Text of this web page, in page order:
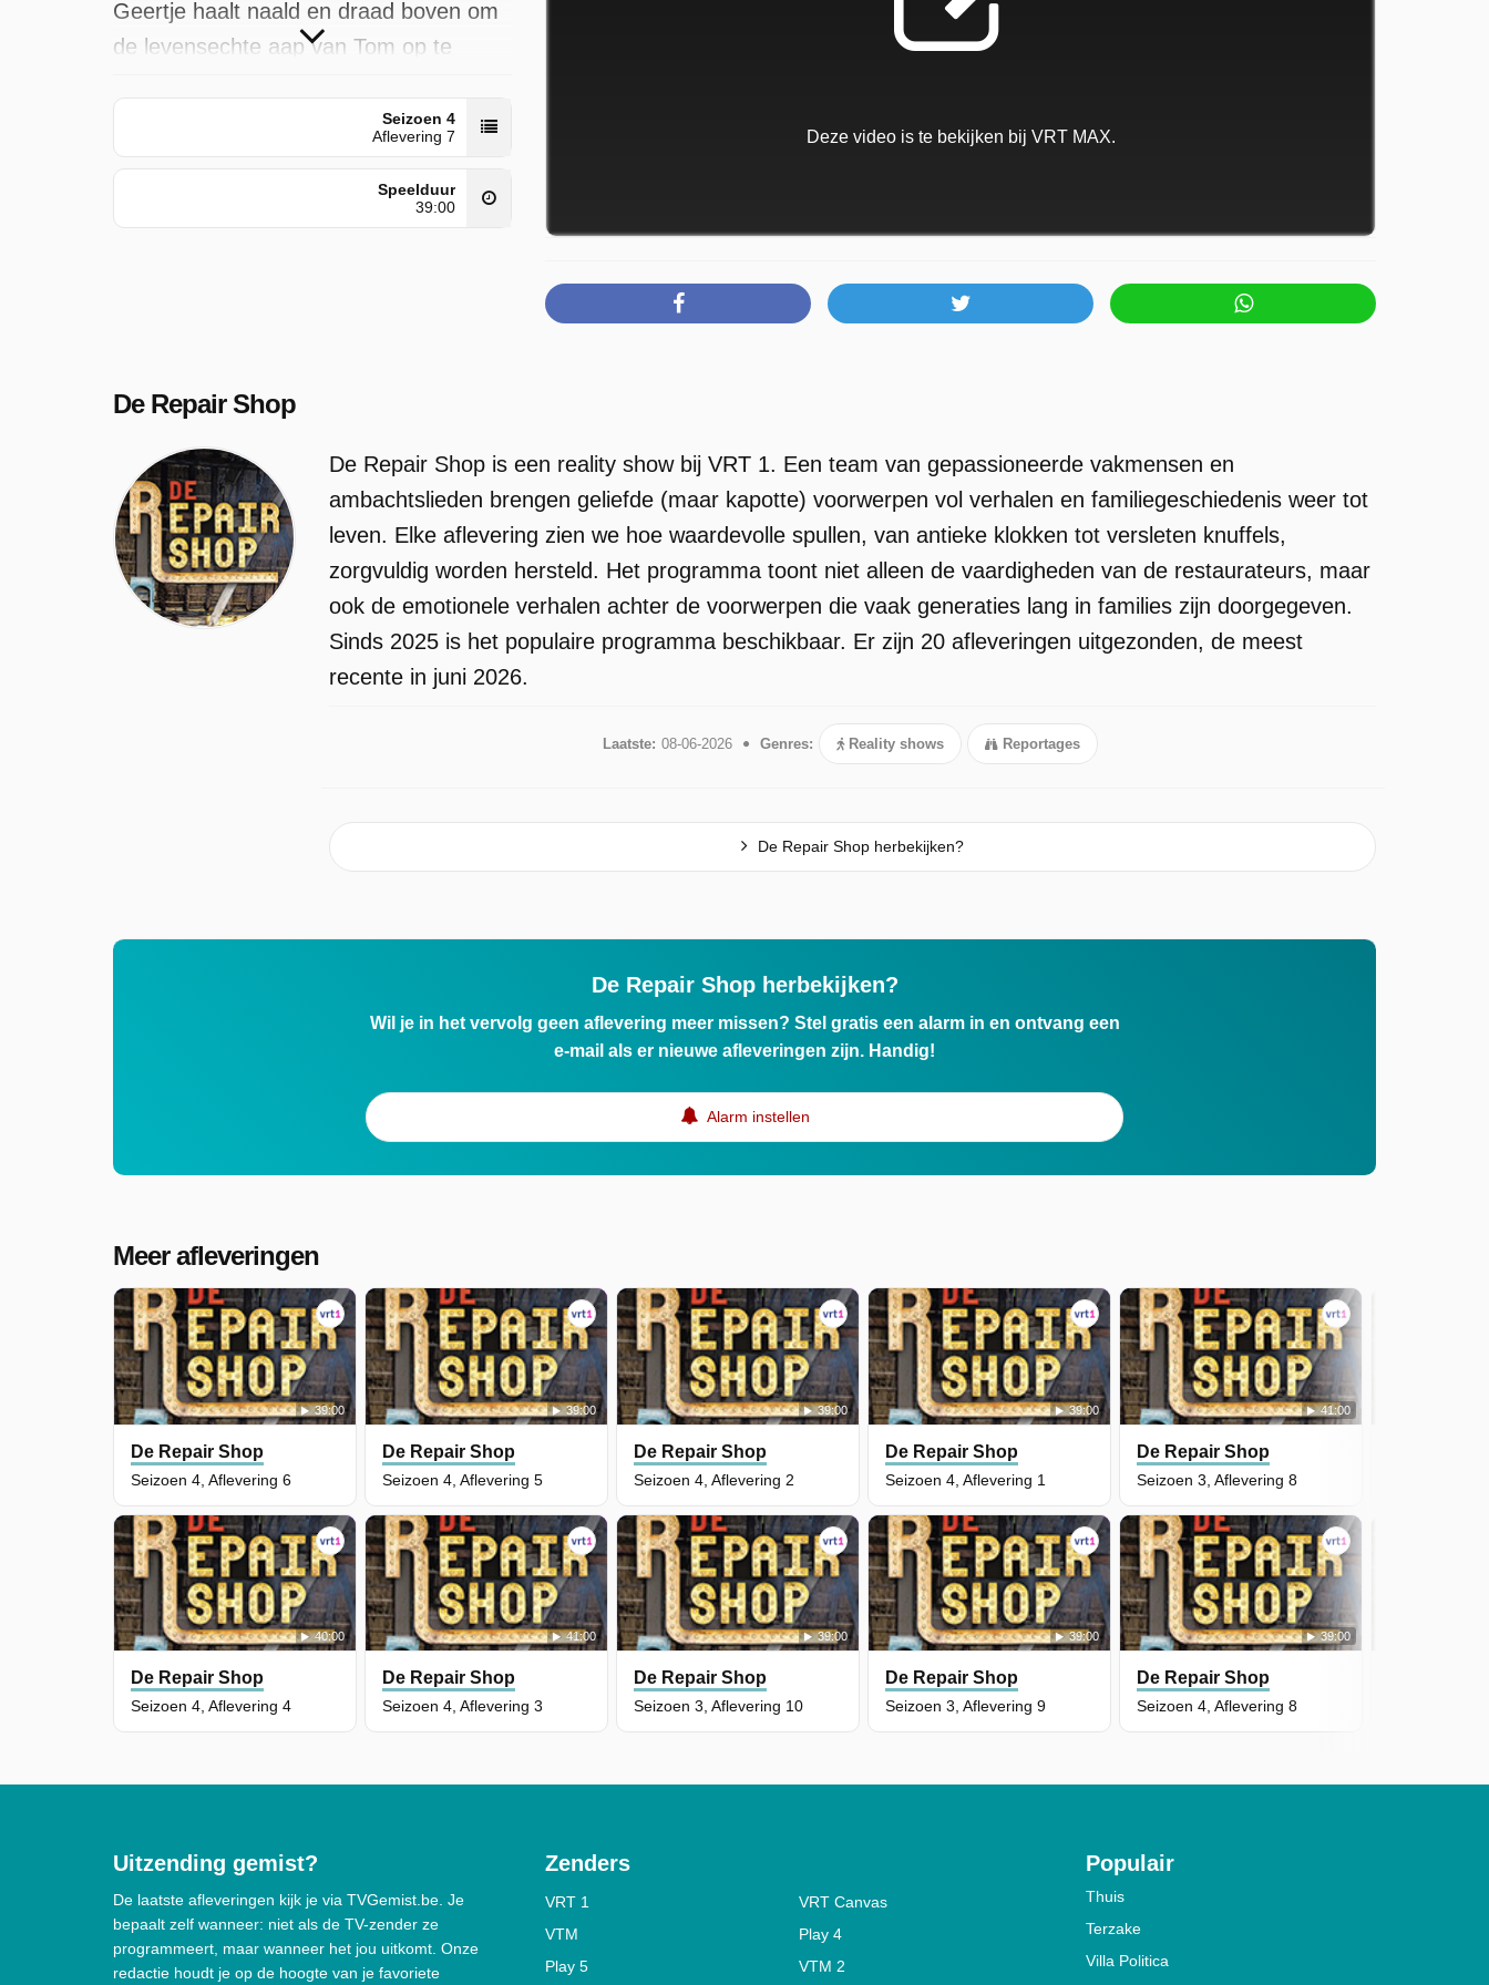
Geertje haalt naald en draad boven om
de levensechte aap van Tom op te
De Repair Shop is uitgezonden door
VRT 1 op maandag 8 juni 2026 om
21:41 uur. Deze aflevering is voor het
Seizoen 4
Aflevering 7
Speelduur
39:00
Deze video is te bekijken bij VRT MAX.
De Repair Shop
De Repair Shop is een reality show bij VRT 1. Een team van gepassioneerde vakmensen en
ambachtslieden brengen geliefde (maar kapotte) voorwerpen vol verhalen en familiegeschiedenis weer tot
leven. Elke aflevering zien we hoe waardevolle spullen, van antieke klokken tot versleten knuffels,
zorgvuldig worden hersteld. Het programma toont niet alleen de vaardigheden van de restaurateurs, maar
ook de emotionele verhalen achter de voorwerpen die vaak generaties lang in families zijn doorgegeven.
Sinds 2025 is het populaire programma beschikbaar. Er zijn 20 afleveringen uitgezonden, de meest
recente in juni 2026.
Laatste: 08-06-2026 Genres: Reality shows Reportages
De Repair Shop herbekijken?
De Repair Shop herbekijken?
Wil je in het vervolg geen aflevering meer missen? Stel gratis een alarm in en ontvang een
e-mail als er nieuwe afleveringen zijn. Handig!
Alarm instellen
Meer afleveringen
39:00
De Repair Shop
Seizoen 4, Aflevering 6
39:00
De Repair Shop
Seizoen 4, Aflevering 5
40:00
De Repair Shop
Seizoen 4, Aflevering 4
41:00
De Repair Shop
Seizoen 4, Aflevering 3
39:00
De Repair Shop
Seizoen 4, Aflevering 2
39:00
De Repair Shop
Seizoen 4, Aflevering 1
39:00
De Repair Shop
Seizoen 3, Aflevering 10
39:00
De Repair Shop
Seizoen 3, Aflevering 9
41:00
De Repair Shop
Seizoen 3, Aflevering 8
39:00
De Repair Shop
Seizoen 4, Aflevering 8
Uitzending gemist?
De laatste afleveringen kijk je via TVGemist.be. Je
bepaalt zelf wanneer: niet als de TV-zender ze
programmeert, maar wanneer het jou uitkomt. Onze
redactie houdt je op de hoogte van je favoriete
Zenders
VRT 1
VRT Canvas
VTM
Play 4
Play 5
VTM 2
Populair
Thuis
Terzake
Villa Politica